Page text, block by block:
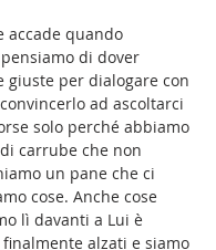
accade quando
di dover
giuste per dialogare con
ad ascoltarci
solo perché abbiamo
carrube che non
un pane che ci
cose. Anche cose
lì davanti a Lui è
alzati e siamo